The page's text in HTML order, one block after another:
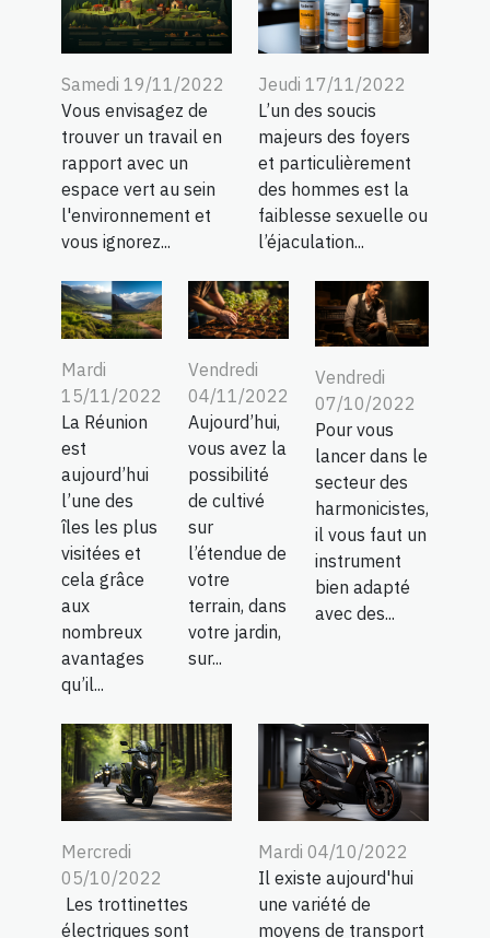
Samedi 19/11/2022
Vous envisagez de
trouver un travail en
rapport avec un
espace vert au sein
l'environnement et
vous ignorez...
Jeudi 17/11/2022
L’un des soucis
majeurs des foyers
et particulièrement
des hommes est la
faiblesse sexuelle ou
l’éjaculation...
Mardi
15/11/2022
La Réunion
est
aujourd’hui
l’une des
îles les plus
visitées et
cela grâce
aux
nombreux
avantages
qu’il...
Vendredi
04/11/2022
Aujourd’hui,
vous avez la
possibilité
de cultivé
sur
l’étendue de
votre
terrain, dans
votre jardin,
sur...
Vendredi
07/10/2022
Pour vous
lancer dans le
secteur des
harmonicistes,
il vous faut un
instrument
bien adapté
avec des...
Mercredi
05/10/2022
Les trottinettes
électriques sont
Mardi 04/10/2022
Il existe aujourd'hui
une variété de
moyens de transport